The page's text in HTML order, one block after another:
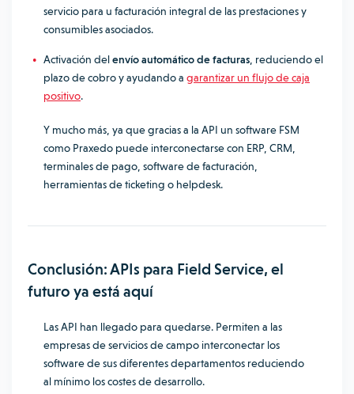
servicio para u facturación integral de las prestaciones y
consumibles asociados.
Activación delenvío automático de facturas , reduciendo el
plazo de cobro y ayudando a garantizar un flujo de caja
positivo.
Y mucho más, ya que gracias a la API un software FSM
como Praxedo puede interconectarse con ERP, CRM,
terminales de pago, software de facturación,
herramientas de ticketing o helpdesk.
Conclusión: APIs para Field Service, el
futuro ya está aquí
Las API han llegado para quedarse. Permiten a las
empresas de servicios de campo interconectar los
software de sus diferentes departamentos reduciendo
al mínimo los costes de desarrollo.